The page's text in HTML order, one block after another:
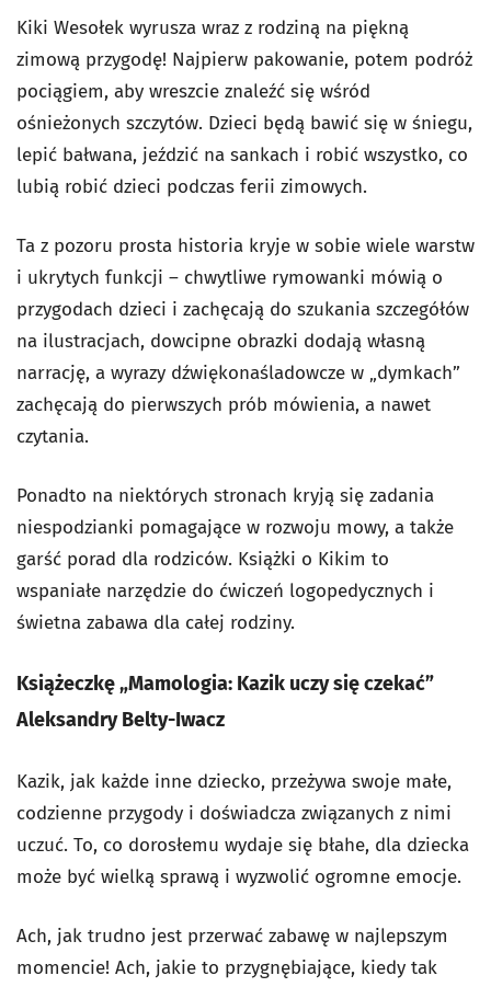
Kiki Wesołek wyrusza wraz z rodziną na piękną
zimową przygodę! Najpierw pakowanie, potem podróż
pociągiem, aby wreszcie znaleźć się wśród
ośnieżonych szczytów. Dzieci będą bawić się w śniegu,
lepić bałwana, jeździć na sankach i robić wszystko, co
lubią robić dzieci podczas ferii zimowych.
Ta z pozoru prosta historia kryje w sobie wiele warstw
i ukrytych funkcji – chwytliwe rymowanki mówią o
przygodach dzieci i zachęcają do szukania szczegółów
na ilustracjach, dowcipne obrazki dodają własną
narrację, a wyrazy dźwiękonaśladowcze w „dymkach”
zachęcają do pierwszych prób mówienia, a nawet
czytania.
Ponadto na niektórych stronach kryją się zadania
niespodzianki pomagające w rozwoju mowy, a także
garść porad dla rodziców. Książki o Kikim to
wspaniałe narzędzie do ćwiczeń logopedycznych i
świetna zabawa dla całej rodziny.
Książeczkę „Mamologia: Kazik uczy się czekać”
Aleksandry Belty-Iwacz
Kazik, jak każde inne dziecko, przeżywa swoje małe,
codzienne przygody i doświadcza związanych z nimi
uczuć. To, co dorosłemu wydaje się błahe, dla dziecka
może być wielką sprawą i wyzwolić ogromne emocje.
Ach, jak trudno jest przerwać zabawę w najlepszym
momencie! Ach, jakie to przygnębiające, kiedy tak